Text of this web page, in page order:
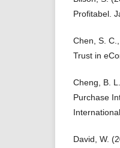
Profitabel.
Chen, S.
Trust in
Cheng, B.
Purchase
David, W.